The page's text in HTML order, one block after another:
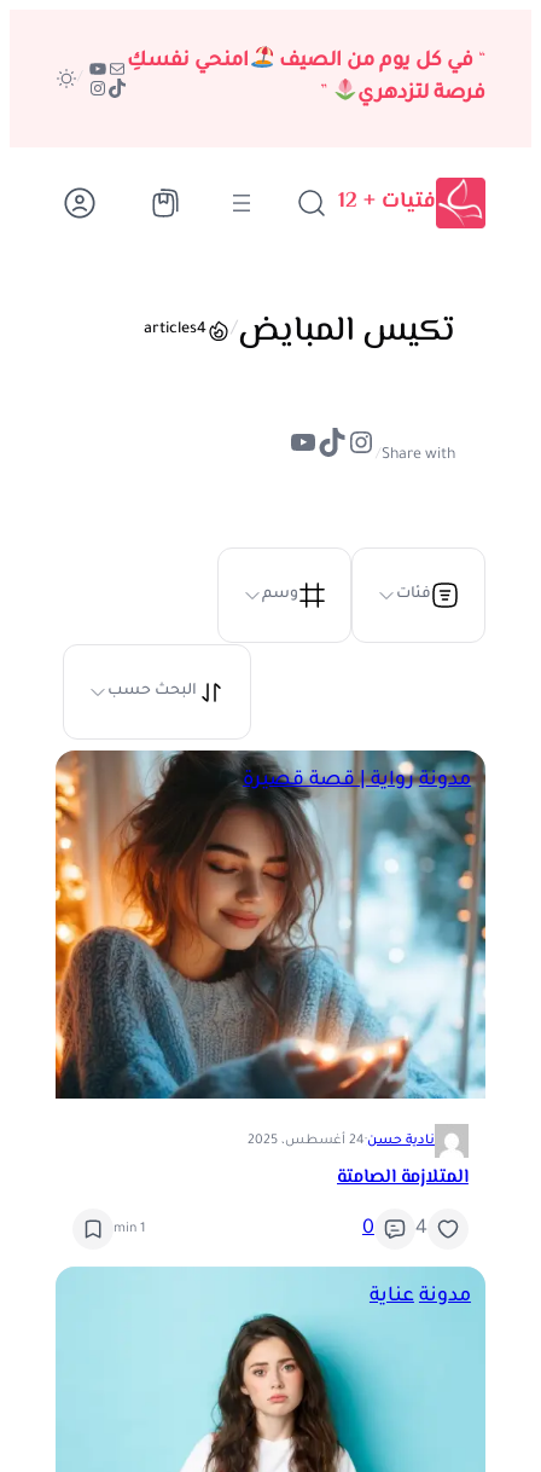
المحتوى
“في كل يوم من الصيف
امنحي نفسكِ
فرصة لتزدهري
”
بريديوتيوب
تيك توكإنستجرام
/
فتيات + 12
تكيس المبايض/
4
articles
Share with
/
إنستجرام
تيك توكيوتيوب
فئات وسم
البحث حسب
مدونة رواية | قصة قصيرة
نادية حسن·24 أغسطس، 2025
المتلازمة الصامتة
4
0
1 min
مدونة عناية